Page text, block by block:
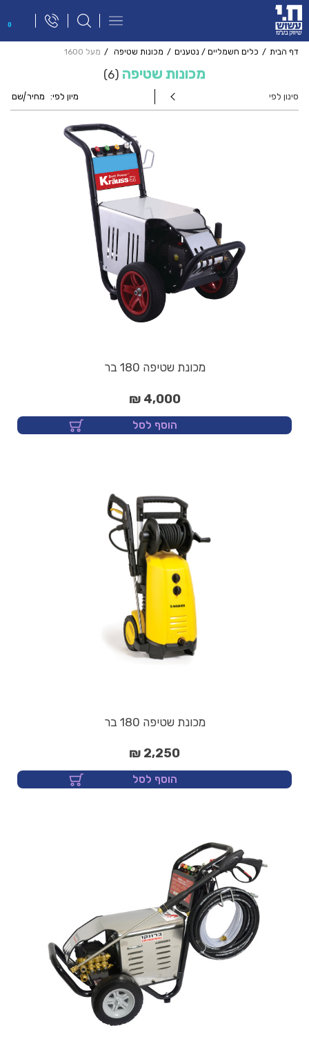
0
פתח
ניווט
דף הבית כלים חשמליים / נטענים מכונות שטיפה מעל 1600
מכונות שטיפה 6
מיון לפי: מחיר|שם סינון לפי
מכונת שטיפה 180 בר
4,000 ₪
הוסף לסל
מכונת שטיפה 180 בר
2,250 ₪
הוסף לסל